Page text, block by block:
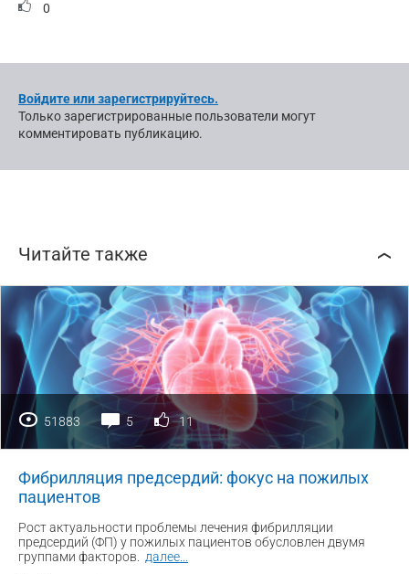
0
Войдите или зарегистрируйтесь.
Только зарегистрированные пользователи могут
комментировать публикацию.
Читайте также
51883 5 11
Фибрилляция предсердий: фокус на пожилых
пациентов
Рост актуальности проблемы лечения фибрилляции
предсердий (ФП) у пожилых пациентов обусловлен двумя
группами факторов.
далее